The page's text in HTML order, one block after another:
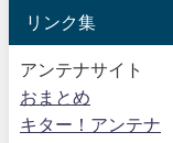
リンク集
アンテナサイト
おまとめ
キター！アンテナ